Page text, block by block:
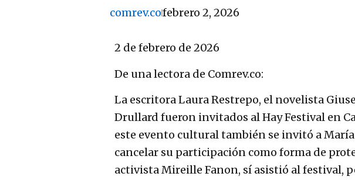
comrev.cofebrero 2, 2026
2 de febrero de 2026
De una lectora de Comrev.co:
La escritora Laura Restrepo, el novelista
Drullard fueron invitados al Hay Festival en
este evento cultural también se invitó a
cancelar su participación como forma de
activista Mireille Fanon, sí asistió al festival,